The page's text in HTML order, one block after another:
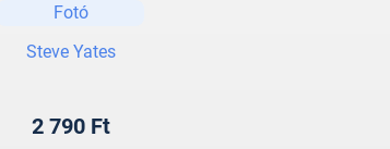
Fotó
Steve Yates
2 790 Ft